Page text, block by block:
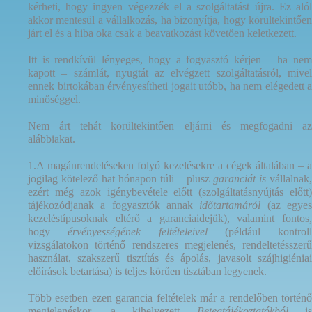
kérheti, hogy ingyen végezzék el a szolgáltatást újra. Ez alól
akkor mentesül a vállalkozás, ha bizonyítja, hogy körültekintően
járt el és a hiba oka csak a beavatkozást követően keletkezett.
Itt is rendkívül lényeges, hogy a fogyasztó kérjen – ha nem
kapott – számlát, nyugtát az elvégzett szolgáltatásról, mivel
ennek birtokában érvényesítheti jogait utóbb, ha nem elégedett a
minőséggel.
Nem árt tehát körültekintően eljárni és megfogadni az
alábbiakat.
1.A magánrendeléseken folyó kezelésekre a cégek általában – a
jogilag kötelező hat hónapon túli – plusz garanciát is vállalnak,
ezért még azok igénybevétele előtt (szolgáltatásnyújtás előtt)
tájékozódjanak a fogyasztók annak időtartamáról (az egyes
kezeléstípusoknak eltérő a garanciaidejük),
valamint fontos,
hogyérvényességének feltételeivel(például kontroll
vizsgálatokon történő rendszeres megjelenés, rendeltetésszerű
használat, szakszerű tisztítás és ápolás, javasolt szájhigiéniai
előírások betartása) is teljes körűen tisztában legyenek.
Több esetben ezen garancia feltételek már a rendelőben történő